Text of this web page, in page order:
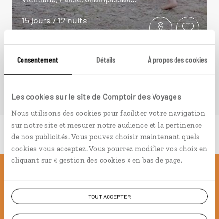
Consentement Détails À propos des cookies
Les cookies sur le site de Comptoir des Voyages
Nous utilisons des cookies pour faciliter votre navigation
sur notre site et mesurer notre audience et la pertinence
de nos publicités. Vous pouvez choisir maintenant quels
cookies vous acceptez. Vous pourrez modifier vos choix en
cliquant sur « gestion des cookies » en bas de page.
TOUT ACCEPTER
15 jours / 12 nuits
à partir de 3300€
Pourquoi voyager avec
nous